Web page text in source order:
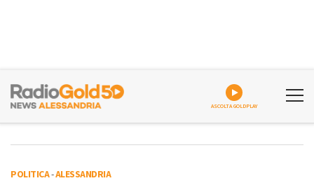
ASCOLTA GOLDPLAY
POLITICA-ALESSANDRIA